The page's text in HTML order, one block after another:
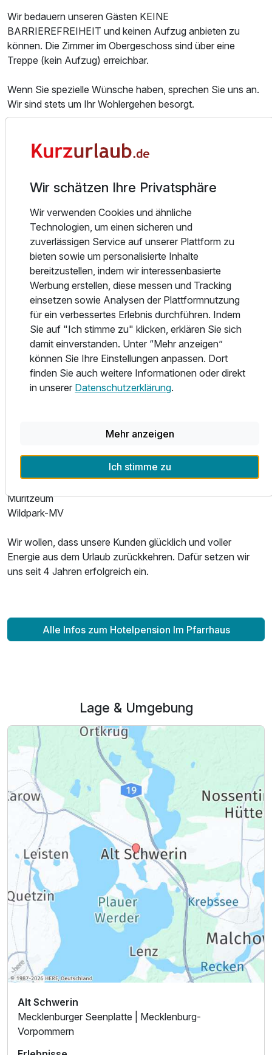
Wir bedauern unseren Gästen KEINE
BARRIEREFREIHEIT und keinen Aufzug anbieten zu
können. Die Zimmer im Obergeschoss sind über eine
Treppe (kein Aufzug) erreichbar.
Wenn Sie spezielle Wünsche haben, sprechen Sie uns an.
Wir sind stets um Ihr Wohlergehen besorgt.
Alltagsstress. Genießen Sie die unverwechselbare Natur
genießen Sie einen erholsamen Tag in unserem
wunderschönen, weitläufigen Garten.
Unsere Hotelpension ist ruhig im kleinen Dorf Alt Schwerin
gelegen. Sie können sich in der hoteleigenen Parkanlage in
die Sonne setzen und den Tag genießen oder einen
Spaziergang unternehmen, der Sie zu den nahe gelegenen
Seen führt. Schnell erreichen Sie mit dem Fahrrad die
Rundwege an den Seen. In den Sommermonaten haben
Sie auch die Möglichkeit einer Kombination Fahrrad mit
Schiff, Bahn und Bus. So lassen sich auch weitere Touren
ohne Weiteres bewältigen. Fahren Sie hinaus und
genießen Sie die einzigartige Landschaft mit ihrer
vielfältigen Tier - und Vogelwelt in unserer Umgebung oder
erkunden Sie nahegelegene Städte wie Waren, Malchow,
Affenwald mit Sommerrodelbahn
Müritzeum
Wildpark-MV
Wir wollen, dass unsere Kunden glücklich und voller
Energie aus dem Urlaub zurückkehren. Dafür setzen wir
uns seit 4 Jahren erfolgreich ein.
Alle Infos zum Hotelpension Im Pfarrhaus
Lage & Umgebung
Alt Schwerin
Mecklenburger Seenplatte | Mecklenburg-
Vorpommern
Wir schätzen Ihre Privatsphäre
Wir verwenden Cookies und ähnliche
Technologien, um einen sicheren und
zuverlässigen Service auf unserer Plattform zu
bieten sowie um personalisierte Inhalte
bereitzustellen, indem wir interessenbasierte
Werbung erstellen, diese messen und Tracking
einsetzen sowie Analysen der Plattformnutzung
für ein verbessertes Erlebnis durchführen. Indem
Sie auf "Ich stimme zu" klicken, erklären Sie sich
damit einverstanden. Unter “Mehr anzeigen”
können Sie Ihre Einstellungen anpassen. Dort
finden Sie auch weitere Informationen oder direkt
in unserer Datenschutzerklärung.
Mehr anzeigen
Ich stimme zu